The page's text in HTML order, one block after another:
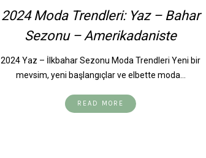
2024 Moda Trendleri: Yaz – Bahar
Sezonu – Amerikadaniste
2024 Yaz – İlkbahar Sezonu Moda Trendleri Yeni bir
mevsim, yeni başlangıçlar ve elbette moda…
READ MORE